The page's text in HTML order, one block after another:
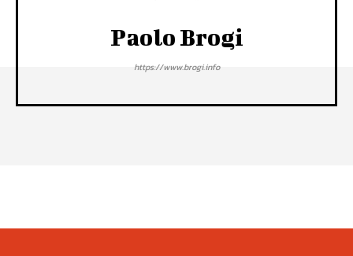
Paolo Brogi
https://www.brogi.info